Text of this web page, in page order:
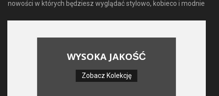
nowości w których będziesz wyglądać stylowo, kobieco i modnie
WYSOKA JAKOŚĆ
Zobacz Kolekcję